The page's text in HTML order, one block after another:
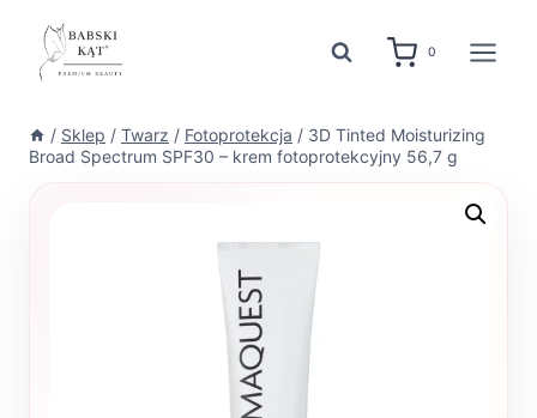
treści
0
/ Sklep / Twarz / Fotoprotekcja / 3D Tinted Moisturizing
Broad Spectrum SPF30 – krem fotoprotekcyjny 56,7 g